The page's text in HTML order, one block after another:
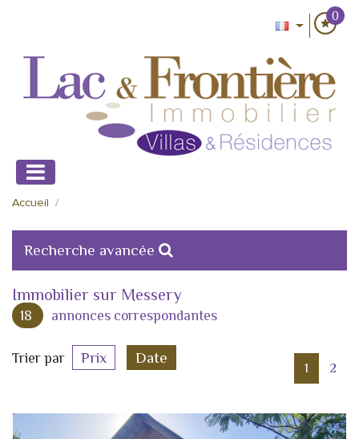
0
Accueil
Recherche avancée
Immobilier sur Messery
18 annonces correspondantes
Trier par Prix Date
1 2